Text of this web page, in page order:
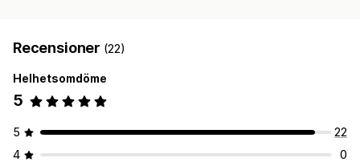
Recensioner (22)
Helhetsomdöme
5
5
22
4
0